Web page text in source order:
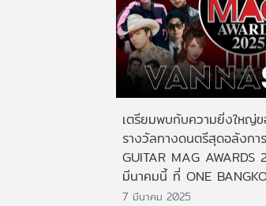
เตรียมพบกับความยิ่งใหญ่
รางวัลทางดนตรีสุดอลังกา
GUITAR MAG
มีนาคมนี้ ที่ ONE
7 มีนาคม 2025